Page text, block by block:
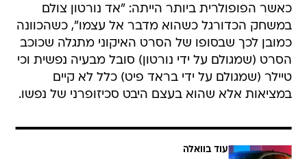
כאשר הפופולרית ביותר הייתה: "אד נורטון צולם
במשחק הכדורגל כשהוא מדבר אל עצמו", כשהכוונה
כמובן לכך שבסופו של הסרט האיקוני מתגלה שכוכב
הסרט (שמגולם על ידי נורטון) סובל מבעיה נפשית וכי
טיילר (שמגולם על ידי בראד פיט) כלל לא קיים
במציאות אלא שהוא בעצם היבט סכיזופרני של נפשו.
עוד בוואלה